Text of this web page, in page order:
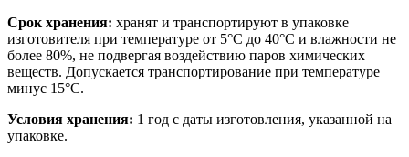
Срок хранения: хранят и транспортируют в упаковке
изготовителя при температуре от 5°С до 40°С и влажности не
более 80%, не подвергая воздействию паров химических
веществ. Допускается транспортирование при температуре
минус 15°С.
Условия хранения: 1 год с даты изготовления, указанной на
упаковке.